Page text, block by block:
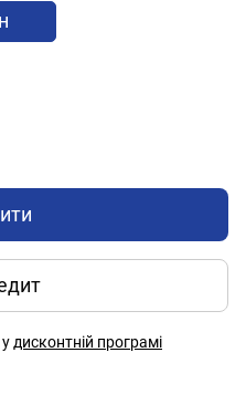
дисконтній програмі